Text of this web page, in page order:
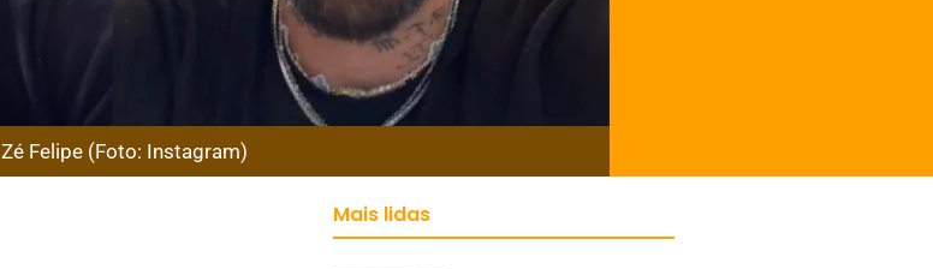
Zé Felipe (Foto: Instagram)
Mais lidas